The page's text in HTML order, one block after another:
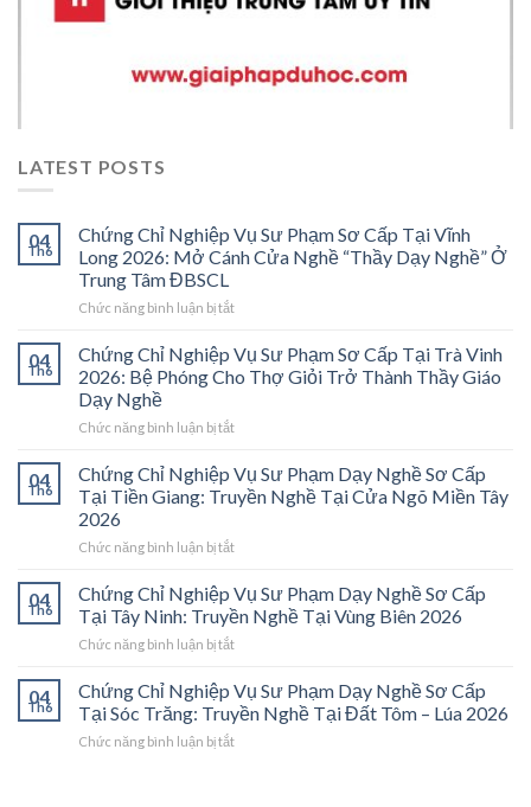
LATEST POSTS
04
Th6
Chứng Chỉ Nghiệp Vụ Sư Phạm Sơ Cấp Tại Vĩnh
Long 2026: Mở Cánh Cửa Nghề “Thầy Dạy Nghề” Ở
Trung Tâm ĐBSCL
Chức năng bình luận bị tắtở
Chỉ
Nghiệp
Vụ
Phạm
Cấp
Tại
Vĩnh
2026:
Cánh
Cửa
“Thầy
Nghề”
Ở
Tâm
04
Th6
Chứng Chỉ Nghiệp Vụ Sư Phạm Sơ Cấp Tại Trà Vinh
2026: Bệ Phóng Cho Thợ Giỏi Trở Thành Thầy Giáo
Dạy Nghề
Chức năng bình luận bị tắtở
Chỉ
Nghiệp
Vụ
Phạm
Cấp
Tại
Trà
Vinh
Bệ
Phóng
Cho
Thợ
04
Th6
Chứng Chỉ Nghiệp Vụ Sư Phạm Dạy Nghề Sơ Cấp
Tại Tiền Giang: Truyền Nghề Tại Cửa Ngõ Miền Tây
2026
Chức năng bình luận bị tắtở
Chỉ
Nghiệp
Vụ
Sư
Dạy
Nghề
Sơ
Cấp
04
Th6
Chứng Chỉ Nghiệp Vụ Sư Phạm Dạy Nghề Sơ Cấp
Tại Tây Ninh: Truyền Nghề Tại Vùng Biên 2026
Chức năng bình luận bị tắtở
Chỉ
Nghiệp
Vụ
Sư
04
Th6
Chứng Chỉ Nghiệp Vụ Sư Phạm Dạy Nghề Sơ Cấp
Tại Sóc Trăng: Truyền Nghề Tại Đất Tôm – Lúa 2026
Chức năng bình luận bị tắtở